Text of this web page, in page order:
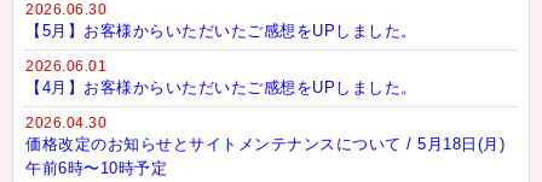
2026.06.30
【5月】お客様からいただいたご感想をUPしました。
2026.06.01
【4月】お客様からいただいたご感想をUPしました。
2026.04.30
価格改定のお知らせとサイトメンテナンスについて / 5月18日(月)
午前6時〜10時予定